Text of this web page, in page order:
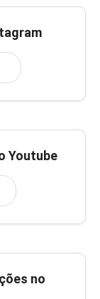
Youtube
no